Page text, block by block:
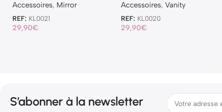
Accessoires, Mirror
REF: KL0021
29,90€
Accessoires, Vanity
REF: KL0020
29,90€
S’abonner à la newsletter